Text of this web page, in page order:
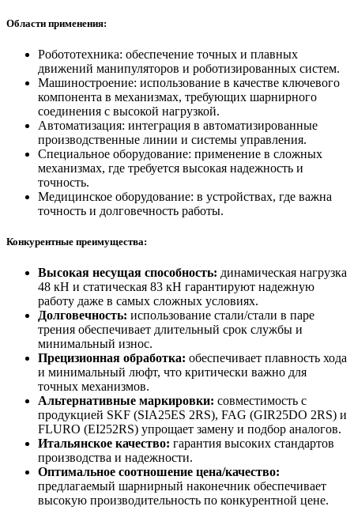
Области применения:
Робототехника: обеспечение точных и плавных
движений манипуляторов и роботизированных систем.
Машиностроение: использование в качестве ключевого
компонента в механизмах, требующих шарнирного
соединения с высокой нагрузкой.
Автоматизация: интеграция в автоматизированные
производственные линии и системы управления.
Специальное оборудование: применение в сложных
механизмах, где требуется высокая надежность и
точность.
Медицинское оборудование: в устройствах, где важна
точность и долговечность работы.
Конкурентные преимущества:
Высокая несущая способность: динамическая нагрузка
48 кН и статическая 83 кН гарантируют надежную
работу даже в самых сложных условиях.
Долговечность: использование стали/стали в паре
трения обеспечивает длительный срок службы и
минимальный износ.
Прецизионная обработка: обеспечивает плавность хода
и минимальный люфт, что критически важно для
точных механизмов.
Альтернативные маркировки: совместимость с
продукцией SKF (SIA25ES 2RS), FAG (GIR25DO 2RS) и
FLURO (EI252RS) упрощает замену и подбор аналогов.
Итальянское качество: гарантия высоких стандартов
производства и надежности.
Оптимальное соотношение цена/качество:
предлагаемый шарнирный наконечник обеспечивает
высокую производительность по конкурентной цене.